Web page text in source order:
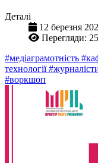
Деталі
12 березня
Перегляди:
#медіаграмотність
технології
#воркшоп